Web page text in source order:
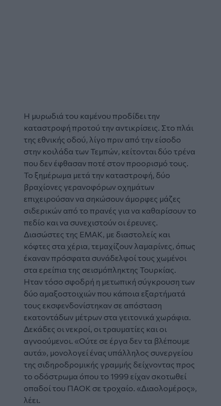
Η μυρωδιά του καμένου προδίδει την
καταστροφή προτού την αντικρίσεις. Στο πλάι
της εθνικής οδού, λίγο πριν από την είσοδο
στην κοιλάδα των Τεμπών, κείτονται δύο τρένα
που δεν έφθασαν ποτέ στον προορισμό τους.
Το ξημέρωμα μετά την καταστροφή, δύο
βραχίονες γερανοφόρων οχημάτων
επιχειρούσαν να σηκώσουν άμορφες μάζες
σιδερικών από το πρανές για να καθαρίσουν το
πεδίο και να συνεχιστούν οι έρευνες.
Διασώστες της ΕΜΑΚ, με διαστολείς και
κόφτες στα χέρια, τεμαχίζουν λαμαρίνες, όπως
έκαναν πρόσφατα συνάδελφοί τους χωμένοι
στα ερείπια της σεισμόπληκτης Τουρκίας.
Ηταν τόσο σφοδρή η μετωπική σύγκρουση των
δύο αμαξοστοιχιών που κάποια εξαρτήματά
τους εκσφενδονίστηκαν σε απόσταση
εκατοντάδων μέτρων στα γειτονικά χωράφια.
Δεκάδες οι νεκροί, οι τραυματίες και οι
αγνοούμενοι. «Ούτε σε έργα δεν τα βλέπουμε
αυτά», μονολογεί ένας υπάλληλος συνεργείου
της σιδηροδρομικής γραμμής δείχνοντας προς
το οδόστρωμα όπου το 1999 είχαν σκοτωθεί
οπαδοί του ΠΑΟΚ σε τροχαίο. «Διαολομέρος»,
λέει.